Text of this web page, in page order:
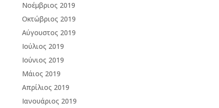
Νοέμβριος 2019
Οκτώβριος 2019
Αύγουστος 2019
Ιούλιος 2019
Ιούνιος 2019
Μάιος 2019
Απρίλιος 2019
Ιανουάριος 2019